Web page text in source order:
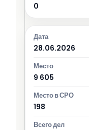
0
28.06.2026
9 605
198